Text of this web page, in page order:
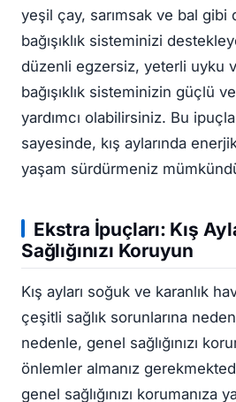
yeşil çay, sarımsak ve bal gibi
bağışıklık sisteminizi
düzenli egzersiz, yeterli uyku
bağışıklık sisteminizin güçlü
yardımcı olabilirsiniz. Bu
sayesinde, kış aylarında
yaşam sürdürmeniz
Ekstra İpuçları: Kış
Sağlığınızı Koruyun
Kış ayları soğuk ve karanlık
çeşitli sağlık sorunlarına
nedenle, genel sağlığınızı
önlemler almanız
genel sağlığınızı korumanıza